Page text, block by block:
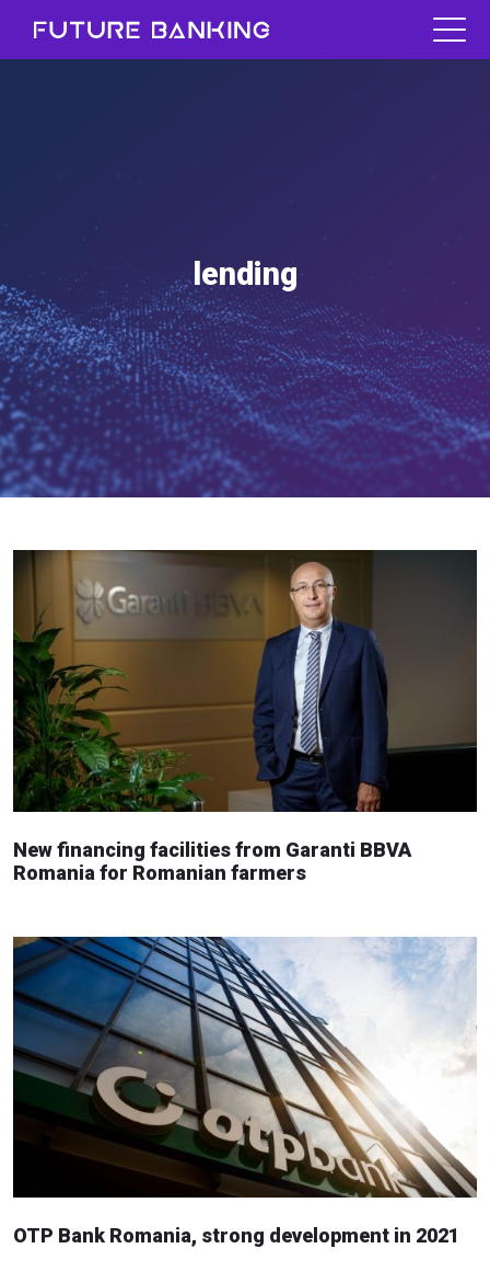
lending
New financing facilities from Garanti BBVA
Romania for Romanian farmers
OTP Bank Romania, strong development in 2021